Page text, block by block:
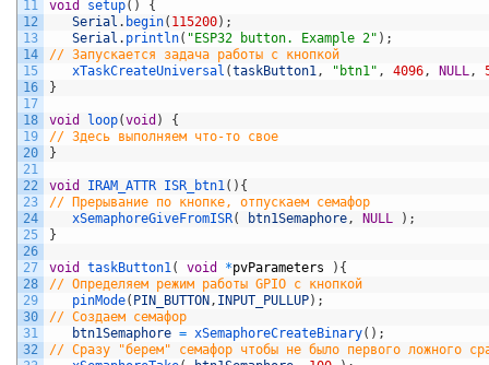
11
12
13
14
15
16
17
18
19
20
21
22
23
24
25
26
27
28
29
30
31
32
void setup( )
{
Serial . begin( 115200) ;
Serial . println( "ESP32 button. Example 2" ) ;
// Запускается задача работы с кнопкой
xTaskCreateUniversal (taskButton1, "btn1" , 4096, NULL,
}
void loop(void )
{
// Здесь выполняем что-то свое
}
void IRAM_ATTR ISR_btn1( ) {
// Прерывание по кнопке, отпускаем семафор
xSemaphoreGiveFromISR( btn1Semaphore, NULL ) ;
}
void taskButton1( void *pvParameters ) {
// Определяем режим работы GPIO с кнопкой
pinMode( PIN_BUTTON , INPUT_PULLUP) ;
// Создаем семафор
btn1Semaphore = xSemaphoreCreateBinary( ) ;
// Сразу "берем" семафор чтобы не было первого ложного